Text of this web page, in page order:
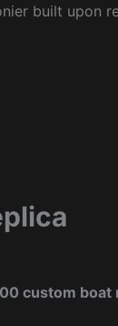
built upon
custom boat